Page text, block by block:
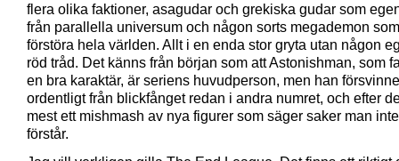
flera olika faktioner, asagudar och grekiska gudar som
från parallella universum och någon sorts megademon
förstöra hela världen. Allt i en enda stor gryta utan någon
röd tråd. Det känns från början som att Astonishman, som
en bra karaktär, är seriens huvudperson, men han
ordentligt från blickfånget redan i andra numret, och efter
mest ett mishmash av nya figurer som säger saker man
förstår.